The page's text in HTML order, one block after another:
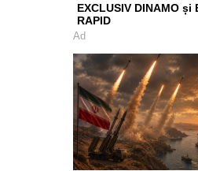
EXCLUSIV DINAMO și
RAPID
Ad